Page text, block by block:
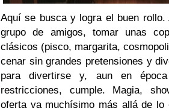
Aquí se busca y logra el buen rollo.
grupo de amigos, tomar unas
clásicos (pisco, margarita,
cenar sin grandes pretensiones y
para divertirse y, aun en
restricciones, cumple. Magia,
oferta va muchísimo más allá de lo